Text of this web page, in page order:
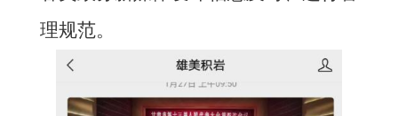
理规范。